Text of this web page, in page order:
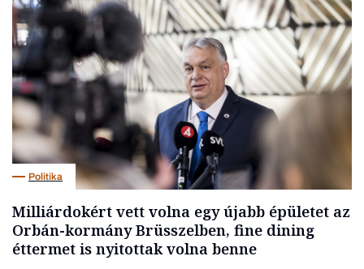
Politika
Milliárdokért vett volna egy újabb épületet az
Orbán-kormány Brüsszelben, fine dining
éttermet is nyitottak volna benne